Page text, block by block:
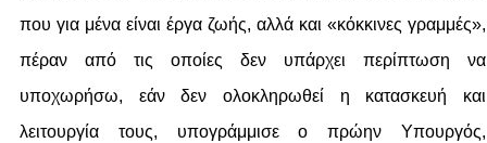
που για μένα είναι έργα ζωής, αλλά και «κόκκινες γραμμές»,
πέραν από τις οποίες δεν υπάρχει περίπτωση να
υποχωρήσω, εάν δεν ολοκληρωθεί η κατασκευή και
λειτουργία τους, υπογράμμισε ο πρώην Υπουργός,